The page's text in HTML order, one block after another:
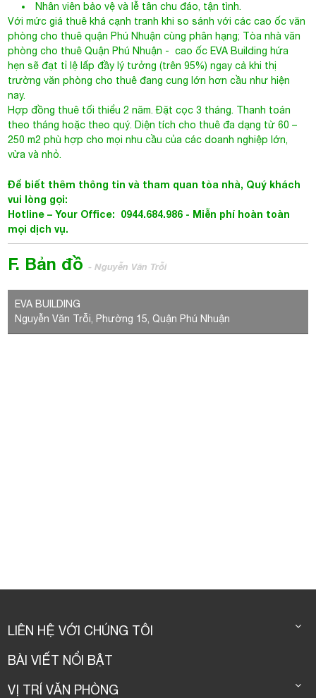
Nhân viên bảo vệ và lễ tân chu đáo, tận tình.
Với mức giá thuê khá cạnh tranh khi so sánh với các cao ốc văn
phòng cho thuê quận Phú Nhuận cùng phân hạng; Tòa nhà văn
phòng cho thuê Quận Phú Nhuận - cao ốc EVA Building hứa
hẹn sẽ đạt tỉ lệ lấp đầy lý tưởng (trên 95%) ngay cả khi thị
trường văn phòng cho thuê đang cung lớn hơn cầu như hiện
nay.
Hợp đồng thuê tối thiểu 2 năm. Đặt cọc 3 tháng. Thanh toán
theo tháng hoặc theo quý. Diện tích cho thuê đa dạng từ 60 –
250 m2 phù hợp cho mọi nhu cầu của các doanh nghiệp lớn,
vừa và nhỏ.
Để biết thêm thông tin và tham quan tòa nhà, Quý khách
vui lòng gọi:
Hotline – Your Office: 0944.684.986 - Miễn phí hoàn toàn
mọi dịch vụ.
F. Bản đồ- Nguyễn Văn Trỗi
EVA BUILDING
Nguyễn Văn Trỗi, Phường 15, Quận Phú Nhuận
LIÊN HỆ VỚI CHÚNG TÔI
BÀI VIẾT NỔI BẬT
VỊ TRÍ VĂN PHÒNG